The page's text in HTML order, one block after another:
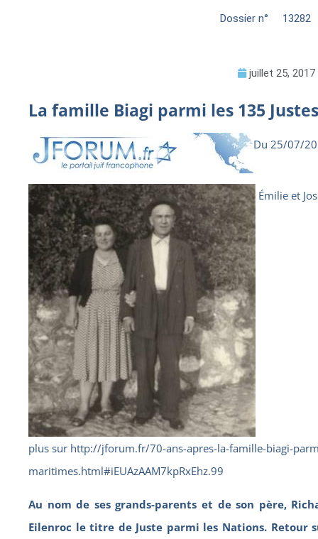
Dossier n° 13282
juillet 25, 2017
La famille Biagi parmi les 135
Du 25/07/
Émilie et
plus sur http://jforum.fr/70-ans-apres-la-famille-biagi-
maritimes.html#iEUAzAAM7kpRxEhz.99
Au nom de ses grands-parents et de son père,
Eilenroc le titre de Juste parmi les Nations. Retour